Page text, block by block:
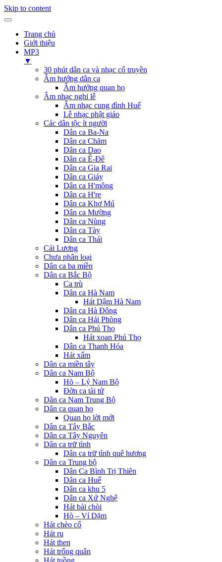
Skip to content
Trang chủ
Giới thiệu
MP3
▼
30 phút dân ca và nhạc cổ truyền
Âm hưởng dân ca
Âm hưởng quan họ
Âm nhạc nghi lễ
Âm nhạc cung đình Huế
Lễ nhạc phật giáo
Các dân tộc ít người
Dân ca Ba-Na
Dân ca Chăm
Dân ca Dao
Dân ca Ê-Đê
Dân ca Gia Rai
Dân ca Giáy
Dân ca H'mông
Dân ca H're
Dân ca Khơ Mú
Dân ca Mường
Dân ca Nùng
Dân ca Tày
Dân ca Thái
Cải Lương
Chưa phân loại
Dân ca ba miền
Dân ca Bắc Bộ
Ca trù
Dân ca Hà Nam
Hát Dậm Hà Nam
Dân ca Hà Đông
Dân ca Hải Phòng
Dân ca Phú Thọ
Hát xoan Phú Thọ
Dân ca Thanh Hóa
Hát xẩm
Dân ca miền tây
Dân ca Nam Bộ
Hò – Lý Nam Bộ
Đờn ca tài tử
Dân ca Nam Trung Bộ
Dân ca quan họ
Quan họ lời mới
Dân ca Tây Bắc
Dân ca Tây Nguyên
Dân ca trữ tình
Dân ca trữ tình quê hương
Dân ca Trung bộ
Dân Ca Bình Trị Thiên
Dân ca Huế
Dân ca khu 5
Dân ca Xứ Nghệ
Hát bài chòi
Hò – Ví Dặm
Hát chèo cổ
Hát ru
Hát then
Hát trống quân
Hát tuồng